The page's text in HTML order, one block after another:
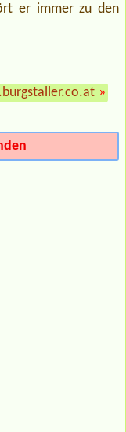
er immer zu den
»